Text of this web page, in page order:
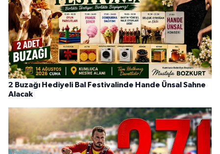
2 Buzağı Hediyeli Bal Festivalinde Hande Ünsal Sahne
Alacak